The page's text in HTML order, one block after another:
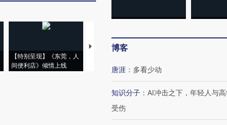
【特别呈现】《东莞，人
间便利店》倾情上线
【推广】走进第四届链博
博客
唐涯 ： 多看少动
知识分子 ： AI冲击之下，年轻人与
受伤